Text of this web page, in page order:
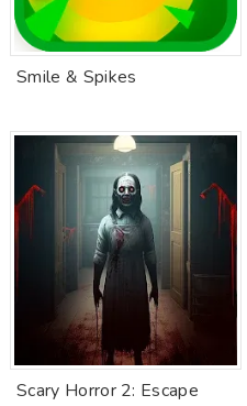
Smile & Spikes
Scary Horror 2: Escape